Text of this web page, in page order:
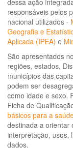
dessa ação
responsáveis pelos
nacional utilizados -
Geografia e
Aplicada (IPEA) e
São apresentados
regiões, estados,
municípios das
podem ser
como idade e sexo.
Ficha de
básicos para a
destinada a orientar
interpretação, usos,
dados.